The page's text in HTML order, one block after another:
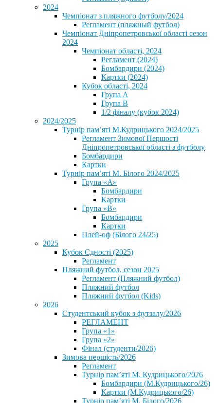
2024
Чемпіонат з пляжного футболу/2024
Регламент (пляжный футбол)
Чемпіонат Дніпропетровської області сезон
2024
Чемпіонат області, 2024
Регламент (2024)
Бомбардири (2024)
Картки (2024)
Кубок області, 2024
Група А
Група В
1/2 фіналу (кубок 2024)
2024/2025
Турнір пам’яті М.Кудрицького 2024/2025
Регламент Зимової Першості
Дніпропетровської області з футболу
Бомбардири
Картки
Турнір пам’яті М. Білого 2024/2025
Група «А»
Бомбардири
Картки
Група «В»
Бомбардири
Картки
Плей-оф (Білого 24/25)
2025
Кубок Єдності (2025)
Регламент
Пляжний футбол, сезон 2025
Регламент (Пляжний футбол)
Пляжний футбол
Пляжний футбол (Kids)
2026
Студентський кубок з футзалу/2026
РЕГЛАМЕНТ
Група «1»
Група «2»
Фінал (студенти/2026)
⁨Зимова першість/2026⁩
Регламент
Турнір пам’яті М. Кудрицького/2026
Бомбардири (М.Кудрицького/26)
Картки (М.Кудрицького/26)
Турнір пам’яті М. Білого/2026